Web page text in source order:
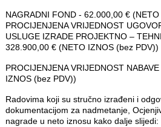
NAGRADNI FOND - 62.000,00 €
PROCIJENJENA VRIJEDNOST
USLUGE IZRADE PROJEKTNO –
328.900,00 € (NETO IZNOS (bez PDV))
PROCIJENJENA VRIJEDNOST
IZNOS (bez PDV))
Radovima koji su stručno izrađeni i
dokumentacijom za nadmetanje,
nagrade u neto iznosu kako dalje slijedi: